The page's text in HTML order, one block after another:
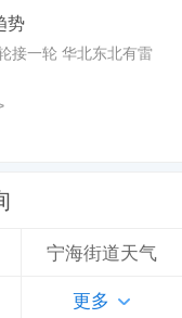
势
接一轮 华北东北有雷
宁海街道天气
更多